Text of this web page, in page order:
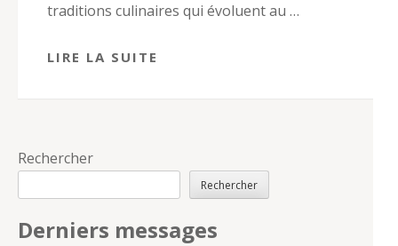
traditions culinaires qui évoluent au …
LIRE LA SUITE
Rechercher
Rechercher
Derniers messages